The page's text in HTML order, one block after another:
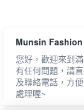
Munsin Fashion
您好，歡迎來到
有任何問題，請
及聯絡電話，方
處理喔~